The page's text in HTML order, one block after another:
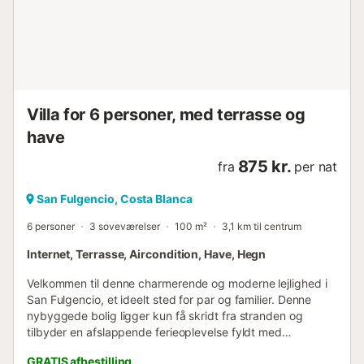
Villa for 6 personer, med terrasse og
have
fra 875 kr. per nat
San Fulgencio, Costa Blanca
6 personer 3 soveværelser 100 m² 3,1 km til centrum
Internet, Terrasse, Aircondition, Have, Hegn
Velkommen til denne charmerende og moderne lejlighed i
San Fulgencio, et ideelt sted for par og familier. Denne
nybyggede bolig ligger kun få skridt fra stranden og
tilbyder en afslappende ferieoplevelse fyldt med
GRATIS afbestilling